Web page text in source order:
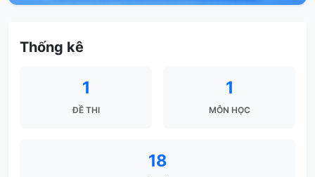
Thống kê
1
ĐỀ THI
1
MÔN HỌC
18